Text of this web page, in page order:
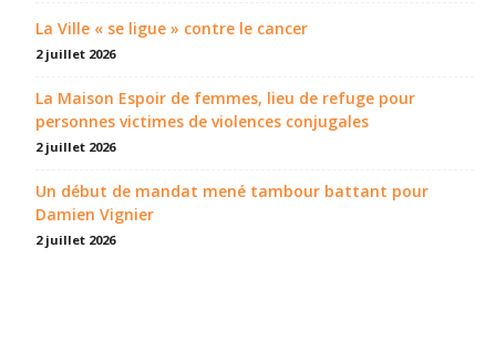
La Ville « se ligue » contre le cancer
2 juillet 2026
La Maison Espoir de femmes, lieu de refuge pour
personnes victimes de violences conjugales
2 juillet 2026
Un début de mandat mené tambour battant pour
Damien Vignier
2 juillet 2026